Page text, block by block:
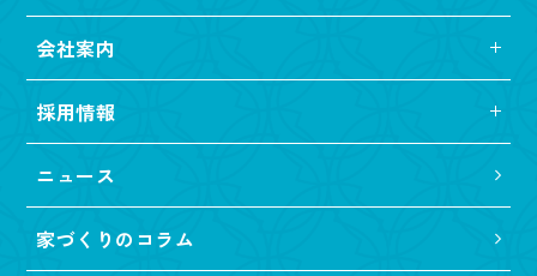
会社案内
採用情報
ニュース
家づくりのコラム